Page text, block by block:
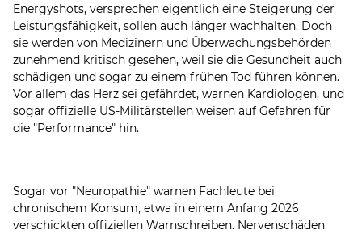
Energyshots, versprechen eigentlich eine Steigerung der
Leistungsfähigkeit, sollen auch länger wachhalten. Doch
sie werden von Medizinern und Überwachungsbehörden
zunehmend kritisch gesehen, weil sie die Gesundheit auch
schädigen und sogar zu einem frühen Tod führen können.
Vor allem das Herz sei gefährdet, warnen Kardiologen, und
sogar offizielle US-Militärstellen weisen auf Gefahren für
die "Performance" hin.
Sogar vor "Neuropathie" warnen Fachleute bei
chronischem Konsum, etwa in einem Anfang 2026
verschickten offiziellen Warnschreiben. Nervenschäden